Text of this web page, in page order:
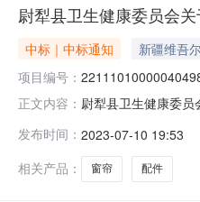
尉犁县卫生健康委员会
中标｜中标通知
新疆维吾
项目编号：
正文内容： 尉犁县卫生健康委
系电话:/采购计划文
发布时间： 2023-07-10 19:53
相关产品：
窗帘 配件